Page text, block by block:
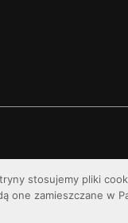
stosujemy pliki
one zamieszczane w